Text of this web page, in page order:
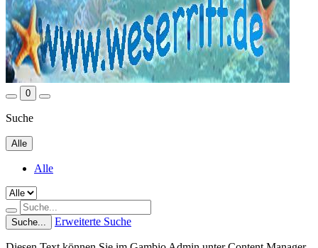
0
Suche
Alle
Alle
Suche... Erweiterte Suche